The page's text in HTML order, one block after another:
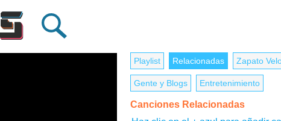
Playlist Relacionadas Zapato
Gente y Blogs Entretenimiento
Canciones Relacionadas